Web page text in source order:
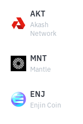
AKT
Akash
Network
MNT
Mantle
ENJ
Enjin Coin